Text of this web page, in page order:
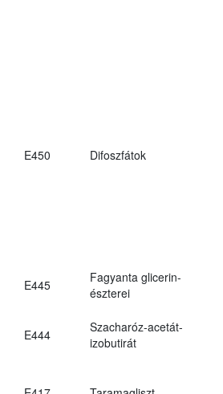
E450 Difoszfátok
E445
Fagyanta glicerin-
észterei
E444
Szacharóz-acetát-
izobutirát